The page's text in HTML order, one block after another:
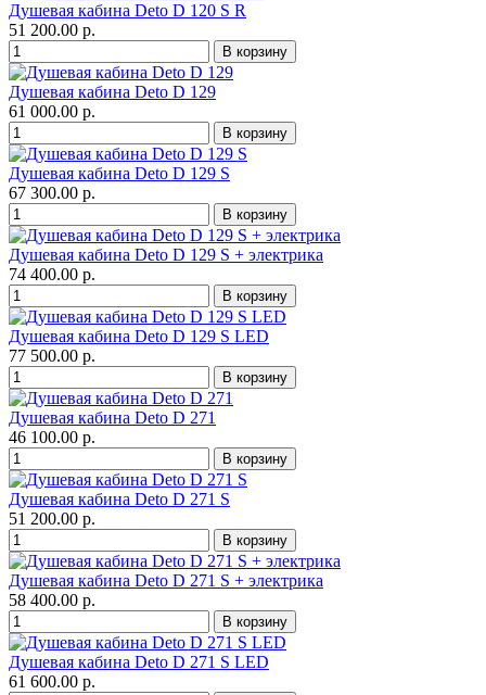
Душевая кабина Deto D 120 S R
51 200.00 р.
Душевая кабина Deto D 129
61 000.00 р.
Душевая кабина Deto D 129 S
67 300.00 р.
Душевая кабина Deto D 129 S + электрика
74 400.00 р.
Душевая кабина Deto D 129 S LED
77 500.00 р.
Душевая кабина Deto D 271
46 100.00 р.
Душевая кабина Deto D 271 S
51 200.00 р.
Душевая кабина Deto D 271 S + электрика
58 400.00 р.
Душевая кабина Deto D 271 S LED
61 600.00 р.